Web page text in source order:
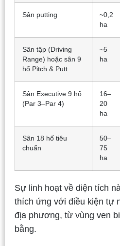
Sân putting
~0,2
ha
Sân tập (Driving
Range) hoặc sân 9
hố Pitch & Putt
~5
ha
Sân Executive 9 hố
(Par 3–Par 4)
16–
20
ha
Sân 18 hố tiêu
chuẩn
50–
75
ha
Sự linh hoạt về diện tích
thích ứng với điều kiện tự
địa phương, từ vùng ven
bằng.